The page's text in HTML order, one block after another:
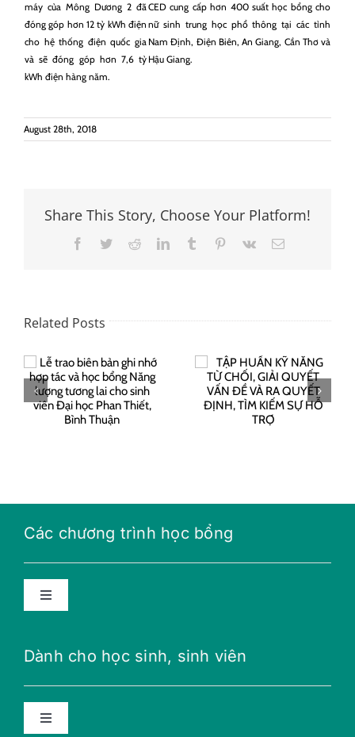
máy của Mông Dương 2 đã
đóng góp hơn 12 tỷ kWh điện
cho hệ thống điện quốc gia
và sẽ đóng góp hơn 7,6 tỷ
kWh điện hàng năm.
CED cung cấp hơn 400 suất học bổng cho
nữ sinh trung học phổ thông tại các tỉnh
Nam Định, Điện Biên, An Giang, Cần Thơ và
Hậu Giang.
August 28th, 2018
Share This Story, Choose Your Platform!
Facebook
TwitterRedditLinkedInTumblr Pinterest
Vk Email
Related Posts
NĂNG TỪ CHỐI,
GIẢI QUYẾT
VẤN ĐỀ VÀ RA
QUYẾT ĐỊNH,
Lễ trao học
bổng Năng
lượng tương lai
Các chương trình học bổng
Toggle
Học bổng THPT
Dành cho học sinh, sinh viên
Toggle